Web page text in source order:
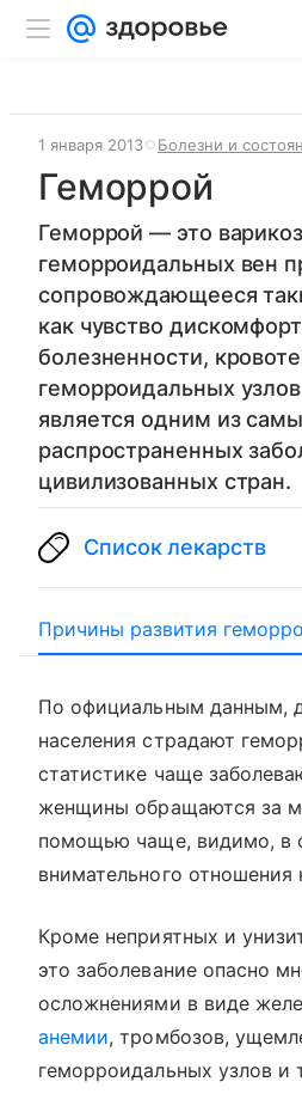
1 января 2013 Болезни и
Геморрой
Геморрой — это
геморроидальных вен
сопровождающееся
как чувство
болезненности,
геморроидальных
является одним из
распространенных
цивилизованных стран.
Список лекарств
Причины развития
По официальным данным,
населения страдают
статистике чаще
женщины обращаются за
помощью чаще, видимо, в
внимательного
Кроме неприятных и
это заболевание опасно
осложнениями в виде
анемии, тромбозов,
геморроидальных узлов и